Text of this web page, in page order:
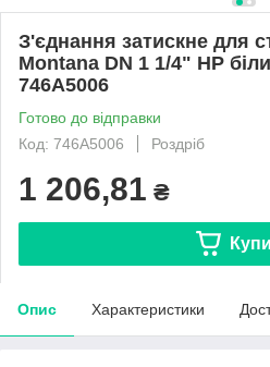
З'єднання затискне для
Montana DN 1 1/4" НР
746A5006
Готово до відправки
Код: 746A5006
Роздріб
1 206,81 ₴
Опис Характеристики